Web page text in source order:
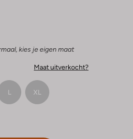
kies je eigen maat
Maat uitverkocht?
L XL